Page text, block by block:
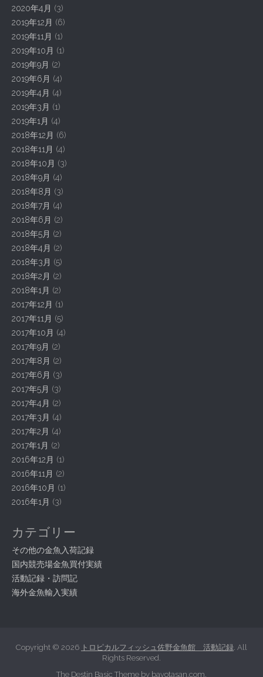
2020年4月 (3)
2019年12月 (6)
2019年11月 (1)
2019年10月 (1)
2019年9月 (2)
2019年6月 (4)
2019年4月 (4)
2019年3月 (1)
2019年1月 (4)
2018年12月 (6)
2018年11月 (4)
2018年10月 (3)
2018年9月 (4)
2018年8月 (3)
2018年7月 (4)
2018年6月 (2)
2018年5月 (2)
2018年4月 (2)
2018年3月 (5)
2018年2月 (2)
2018年1月 (2)
2017年12月 (1)
2017年11月 (5)
2017年10月 (4)
2017年9月 (2)
2017年8月 (2)
2017年6月 (3)
2017年5月 (3)
2017年4月 (2)
2017年3月 (4)
2017年2月 (4)
2017年1月 (2)
2016年12月 (1)
2016年11月 (2)
2016年10月 (1)
2016年1月 (3)
カテゴリー
その他の金魚入荷記録
国内競売場金魚買付実績
活動記録・訪問記
海外金魚輸入実績
Copyright © 2026 トロピカルフィッシュ佐野金魚館 活動記録. All
Rights Reserved.
The Destin Basic Theme by bavotasan.com.